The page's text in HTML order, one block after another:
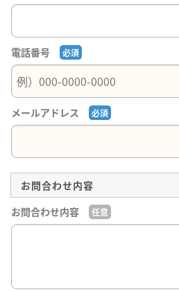
電話番号
メールアドレス
お問合わせ内容
お問合わせ内容